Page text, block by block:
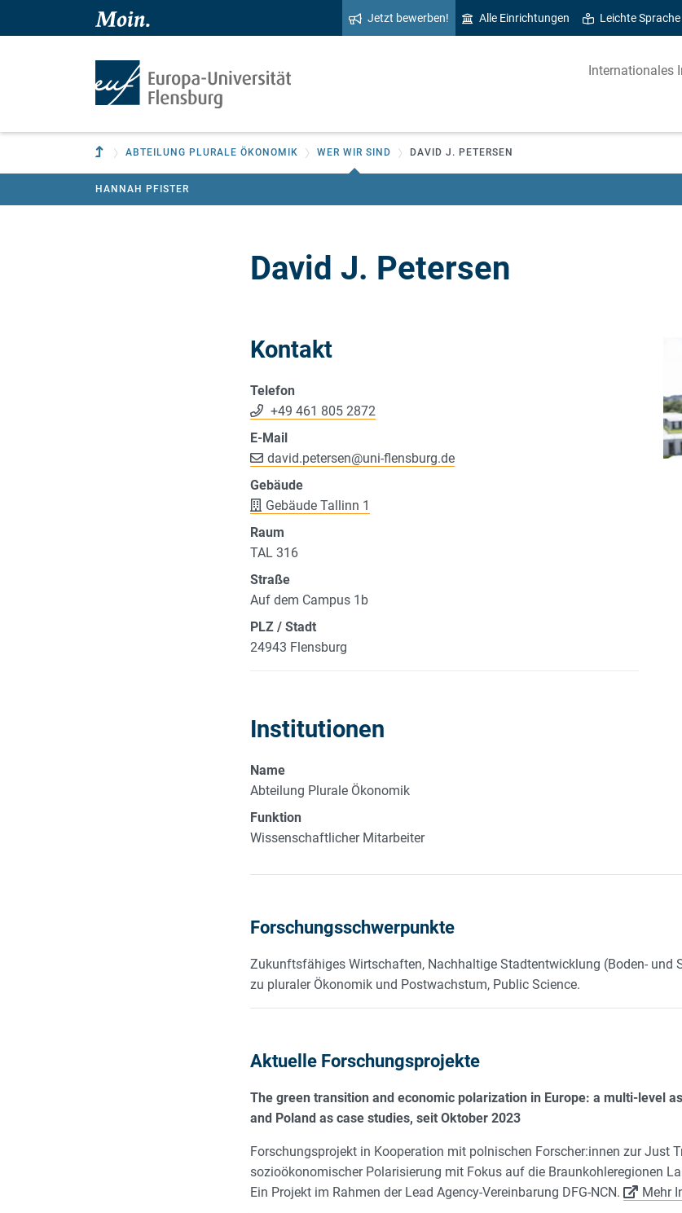
Zum Hauptinhalt springen
Zur Navigation springen
Jetzt bewerben! Alle Einrichtungen Leichte Sprache
Internationales
Zur übergeordneten Einrichtung
ABTEILUNG PLURALE ÖKONOMIK WER WIR SIND DAVID J. PETERSEN
HANNAH PFISTER
David J. Petersen
Kontakt
Telefon
+49 461 805 2872
E-Mail
david.petersen@uni-flensburg.de
Gebäude
Gebäude Tallinn 1
Raum
TAL 316
Straße
Auf dem Campus 1b
PLZ / Stadt
24943 Flensburg
Institutionen
Name
Abteilung Plurale Ökonomik
Funktion
Wissenschaftlicher Mitarbeiter
Forschungsschwerpunkte
Zukunftsfähiges Wirtschaften, Nachhaltige Stadtentwicklung (Boden- und
zu pluraler Ökonomik und Postwachstum, Public Science.
Aktuelle Forschungsprojekte
The green transition and economic polarization in Europe: a multi-level
and Poland as case studies, seit Oktober 2023
Forschungsprojekt in Kooperation mit polnischen Forscher:innen zur Just
sozioökonomischer Polarisierung mit Fokus auf die Braunkohleregionen
Ein Projekt im Rahmen der Lead Agency-Vereinbarung DFG-NCN.
Mehr